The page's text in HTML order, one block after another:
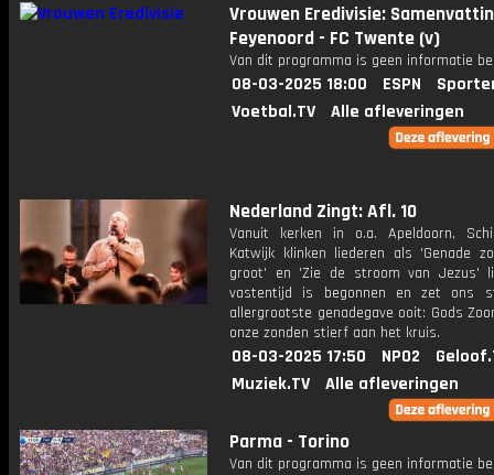
Vrouwen Eredivisie:
Feyenoord - FC Twente (v)
Van dit programma is geen informatie
08-03-2025 18:00 ESPN
Voetbal.TV
Alle afleveringen
Nederland Zingt: Afl. 10
Vanuit kerken in o.a. Apeldoorn,
Katwijk klinken liederen als 'Genade
groot' en 'Zie de stroom van Jezus'
vastentijd is begonnen en zet ons
allergrootste genadegave ooit: Gods
onze zonden stierf aan het kruis.
08-03-2025 17:50 NPO2
Muziek.TV
Alle afleveringen
Parma - Torino
Van dit programma is geen informatie